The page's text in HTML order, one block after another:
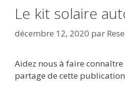
Le kit solaire
décembre 12, 2020 par
Aidez nous à faire connaître
partage de cette publication